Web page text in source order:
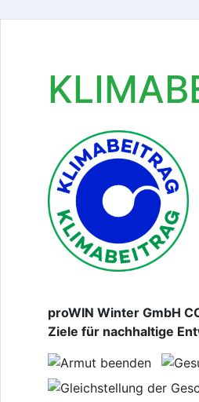
proWIN Winter GmbH
Ziele für nachhaltige